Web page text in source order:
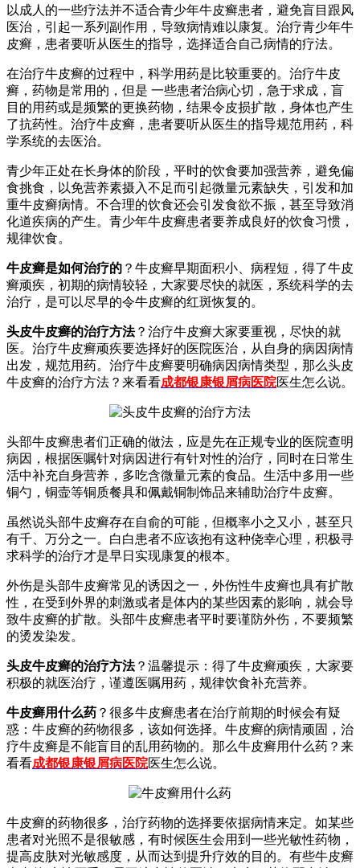
以成人的一些疗法并不适合青少年牛皮癣患者，避免盲目跟风
医治，引起一系列副作用，导致病情难以康复。治疗青少年牛
皮癣，患者要听从医生的指导，选择适合自己病情的疗法。
在治疗牛皮癣的过程中，科学用药是比较重要的。治疗牛皮
癣，药物是常用的，但是 一些患者治病心切，急于求成，盲
目的用药或是频繁的更换药物，结果令皮损扩散，身体也产生
了抗药性。治疗牛皮癣，患者要听从医生的指导规范用药，科
学系统的去医治。
青少年正处在长身体的阶段，平时的饮食要加强营养，避免偏
食挑食，以免营养素摄入不足而引起微量元素缺失，引发和加
重牛皮癣病情。不合理的饮食还会引发食欲不振，甚至导致消
化道疾病的产生。青少年牛皮癣患者要养成良好的饮食习惯，
规律饮食。
牛皮癣是如何治疗的 ？牛皮癣早期面积小、病程短，得了牛皮
癣顽疾，初期的病情较轻，大家要尽快的就医，系统科学的去
治疗，是可以尽早的令牛皮癣的红斑恢复的。
头皮牛皮癣的治疗方法？治疗牛皮癣大家要重视，尽快的就
医。治疗牛皮癣顽疾要选择好的医院医治，从自身的病因病情
出发，规范用药。治疗牛皮癣要明确病因病情类型，那么头皮
牛皮癣的治疗方法？来看看成都银康银屑病医院医生怎么说。
头部牛皮癣患者们正确的做法，应是先在正规专业的医院查明
病因，根据医嘱针对病因进行有针对性的治疗，同时在日常生
活中补充自身营养，多吃含微量元素的食品。生活中多用一些
铜勺，铜壸等铜质餐具和佩戴铜制饰品来辅助治疗牛皮癣。
虽然说头部牛皮癣存在自俞的可能，但概率小之又小，甚至只
有千、万分之一。白白患者不应该抱有这种侥幸心理，积极寻
求科学的治疗才是早日实现康复的根本。
外伤是头部牛皮癣常见的诱因之一，外伤性牛皮癣也具有扩散
性，在受到外界的刺激或者是体内的某些因素的影响，就会导
致牛皮癣的扩散。头部牛皮癣患者平时要谨防外伤，不要频繁
的烫发染发。
头皮牛皮癣的治疗方法？温馨提示：得了牛皮癣顽疾，大家要
积极的就医治疗，谨遵医嘱用药，规律饮食补充营养。
牛皮癣用什么药 ？很多牛皮癣患者在治疗前期的时候会有疑
惑：牛皮癣的药物很多，该如何选择。牛皮癣的病情顽固，治
疗牛皮癣是不能盲目的乱用药物的。那么牛皮癣用什么药？来
看看成都银康银屑病医院医生怎么说。
牛皮癣的药物很多，治疗药物的选择要依据病情来定。如某些
患者对光照不是很敏感，有时候医生会用到一些光敏性药物，
提高皮肤对光敏感度，从而达到提升疗效的目的。有些牛皮癣